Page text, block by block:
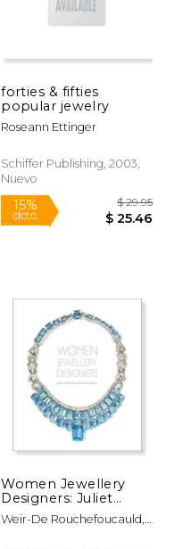
15%
dcto.
forties & fifties
popular jewelry
Roseann Ettinger
Schiffer Publishing, 2003,
Nuevo
Women Jewellery
Designers: Juliet
Weir-de la
Rochefoucauld (en
Weir-De Rouchefoucauld,